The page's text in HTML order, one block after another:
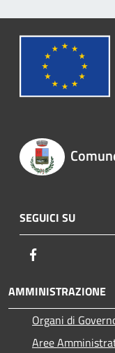
SEGUICI SU
AMMINISTRAZIONE
Organi di
Aree